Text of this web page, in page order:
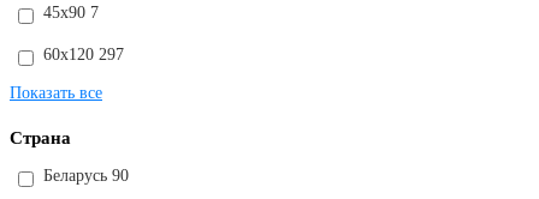
45x90 7
60x120 297
Показать все
Страна
Беларусь 90